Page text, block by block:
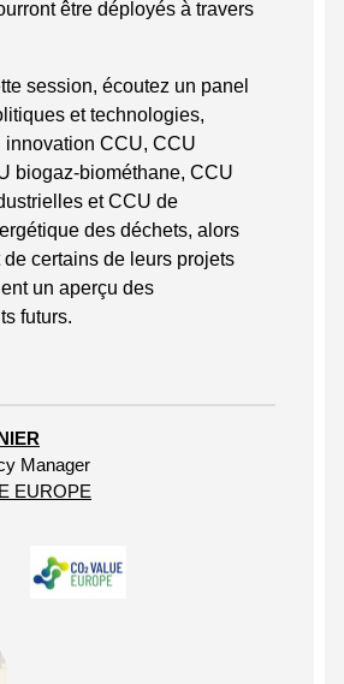
être déployés à travers
session, écoutez un panel
et technologies,
innovation CCU, CCU
biogaz-biométhane, CCU
et CCU de
des déchets, alors
certains de leurs projets
un aperçu des
futurs.
Manager
EUROPE